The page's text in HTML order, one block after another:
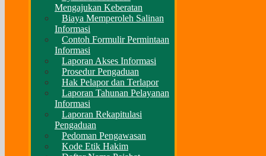
Mengajukan Keberatan
Biaya Memperoleh Salinan
Informasi
Contoh Formulir Permintaan
Informasi
Laporan Akses Informasi
Prosedur Pengaduan
Hak Pelapor dan Terlapor
Laporan Tahunan Pelayanan
Informasi
Laporan Rekapitulasi
Pengaduan
Pedoman Pengawasan
Kode Etik Hakim